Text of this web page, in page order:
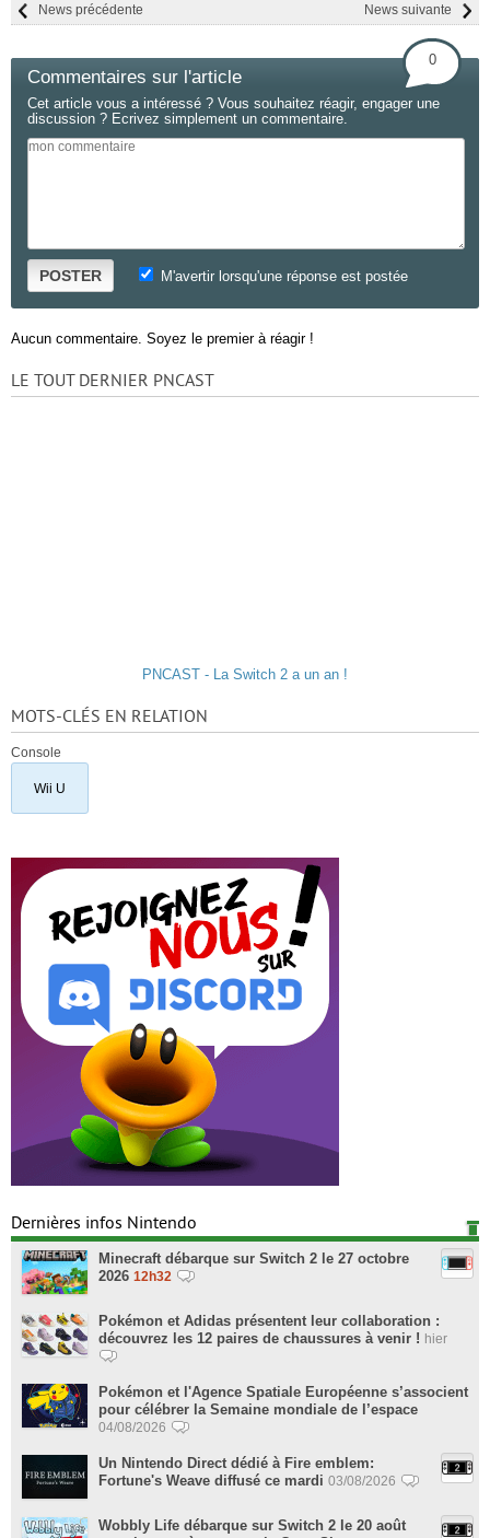
News suivante
News précédente
Commentaires sur l'article
0
Cet article vous a intéressé ? Vous souhaitez réagir, engager une
discussion ? Ecrivez simplement un commentaire.
POSTER M'avertir lorsqu'une réponse est postée
Aucun commentaire. Soyez le premier à réagir !
LE TOUT DERNIER PNCAST
PNCAST - La Switch 2 a un an !
MOTS-CLÉS EN RELATION
Console
Wii U
Dernières infos Nintendo
Minecraft débarque sur Switch 2 le 27 octobre
2026 12h32
Pokémon et Adidas présentent leur collaboration :
découvrez les 12 paires de chaussures à venir ! hier
Pokémon et l'Agence Spatiale Européenne s’associent
pour célébrer la Semaine mondiale de l’espace
04/08/2026
Un Nintendo Direct dédié à Fire emblem:
Fortune's Weave diffusé ce mardi 03/08/2026
Wobbly Life débarque sur Switch 2 le 20 août